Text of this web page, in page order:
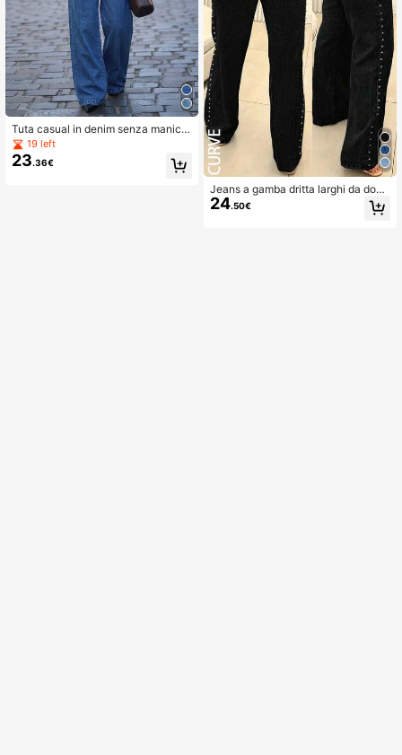
Tuta casual in denim senza manich
e da donna, con cerniera frontale e
tasche, gamba lunga e ampia, adatt
a per primavera e autunno
19 left
23.36€
Jeans a gamba dritta larghi da donn
a taglie forti con borchie casual neri
primavera autunno
24.50€